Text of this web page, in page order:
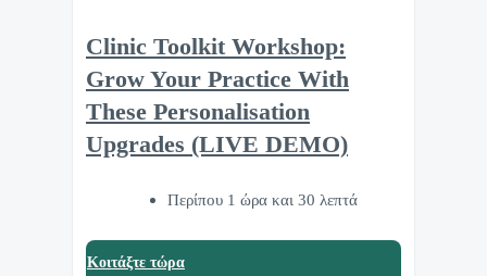
Clinic Toolkit Workshop:
Grow Your Practice With
These Personalisation
Upgrades (LIVE DEMO)
Περίπου 1 ώρα και 30 λεπτά
Κοιτάξτε τώρα